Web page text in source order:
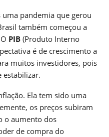
pandemia que gerou
também começou a
PIB (Produto Interno
é de crescimento a
muitos investidores, pois
estabilizar.
Ela tem sido uma
os preços subiram
o aumento dos
de compra do